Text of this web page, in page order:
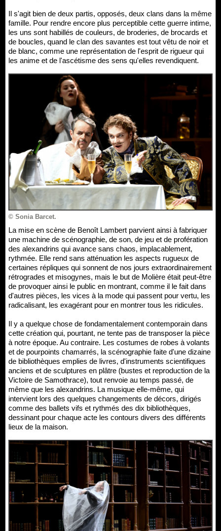
Il s'agit bien de deux partis, opposés, deux clans dans la même
famille. Pour rendre encore plus perceptible cette guerre intime,
les uns sont habillés de couleurs, de broderies, de brocards et
de boucles, quand le clan des savantes est tout vêtu de noir et
de blanc, comme une représentation de l'esprit de rigueur qui
les anime et de l'ascétisme des sens qu'elles revendiquent.
© Sonia Barcet.
La mise en scène de Benoît Lambert parvient ainsi à fabriquer
une machine de scénographie, de son, de jeu et de profération
des alexandrins qui avance sans chaos, implacablement,
rythmée. Elle rend sans atténuation les aspects rugueux de
certaines répliques qui sonnent de nos jours extraordinairement
rétrogrades et misogynes, mais le but de Molière était peut-être
de provoquer ainsi le public en montrant, comme il le fait dans
d'autres pièces, les vices à la mode qui passent pour vertu, les
radicalisant, les exagérant pour en montrer tous les ridicules.
Il y a quelque chose de fondamentalement contemporain dans
cette création qui, pourtant, ne tente pas de transposer la pièce
à notre époque. Au contraire. Les costumes de robes à volants
et de pourpoints chamarrés, la scénographie faite d'une dizaine
de bibliothèques emplies de livres, d'instruments scientifiques
anciens et de sculptures en plâtre (bustes et reproduction de la
Victoire de Samothrace), tout renvoie au temps passé, de
même que les alexandrins. La musique elle-même, qui
intervient lors des quelques changements de décors, dirigés
comme des ballets vifs et rythmés des dix bibliothèques,
dessinant pour chaque acte les contours divers des différents
lieux de la maison.